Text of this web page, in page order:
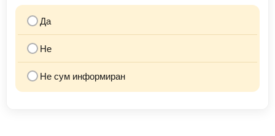
Да
Не
Не сум информиран